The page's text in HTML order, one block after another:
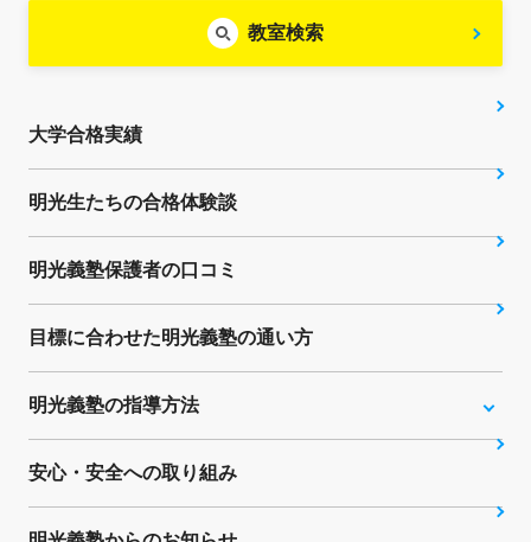
教室検索
大学合格実績
明光生たちの合格体験談
明光義塾保護者の口コミ
目標に合わせた明光義塾の通い方
明光義塾の指導方法
安心・安全への取り組み